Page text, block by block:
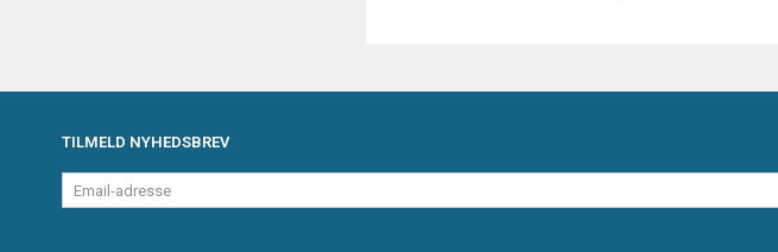
TILMELD NYHEDSBREV
Email-
adresse